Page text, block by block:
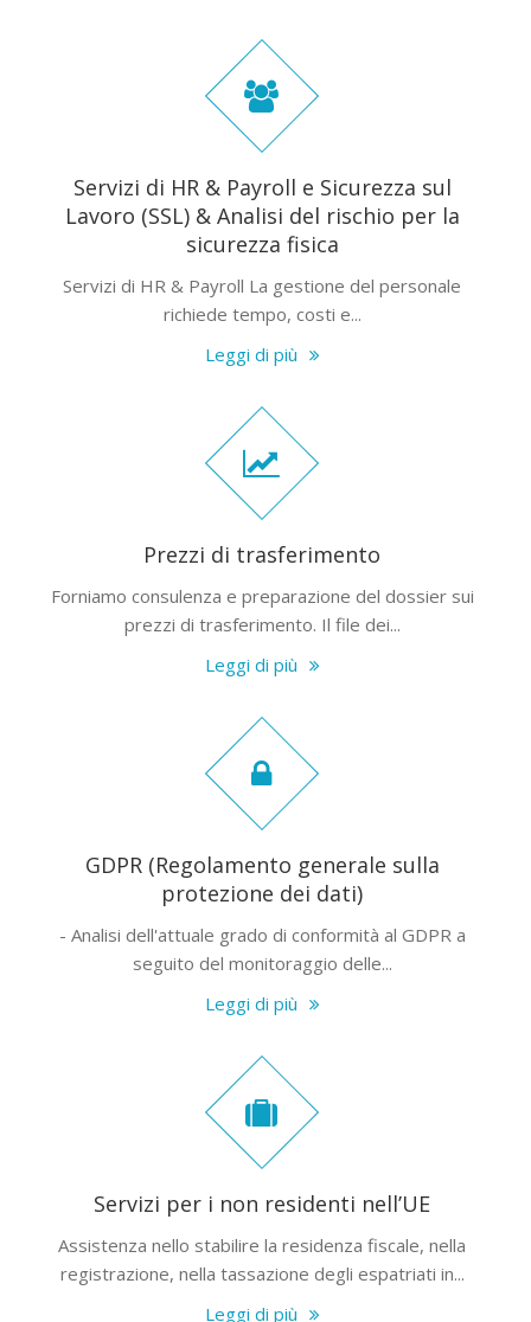
Servizi di HR & Payroll e Sicurezza sul
Lavoro (SSL) & Analisi del rischio per la
sicurezza fisica
Servizi di HR & Payroll La gestione del personale
richiede tempo, costi e...
Leggi di più
Prezzi di trasferimento
Forniamo consulenza e preparazione del dossier sui
prezzi di trasferimento. Il file dei...
Leggi di più
GDPR (Regolamento generale sulla
protezione dei dati)
- Analisi dell'attuale grado di conformità al GDPR a
seguito del monitoraggio delle...
Leggi di più
Servizi per i non residenti nell’UE
Assistenza nello stabilire la residenza fiscale, nella
registrazione, nella tassazione degli espatriati in...
Leggi di più